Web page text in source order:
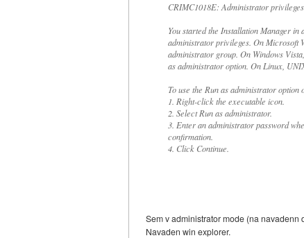
CRIMC1018E: Administrator
You started the Installation Manager
administrator privileges. On Microsoft
administrator group. On Windows
as administrator option. On Linux,
To use the Run as administrator option
1. Right-click the executable icon.
2. Select Run as administrator.
3. Enter an administrator password
confirmation.
4. Click Continue.
Sem v administrator mode (na
Navaden win explorer.